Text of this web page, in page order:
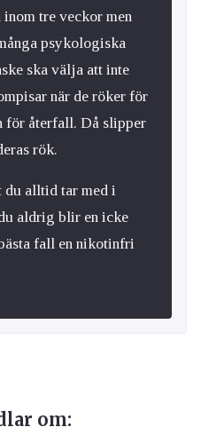
tre veckor men
psykologiska
ska välja att inte
när de röker för
för återfall. Då slipper
rök.
alltid tar med i
aldrig blir en icke
fall en nikotinfri
om: